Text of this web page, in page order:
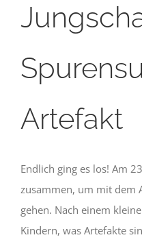
Artefakt
Endlich ging es los! Am
zusammen, um mit dem
gehen. Nach einem
Kindern, was Artefakte